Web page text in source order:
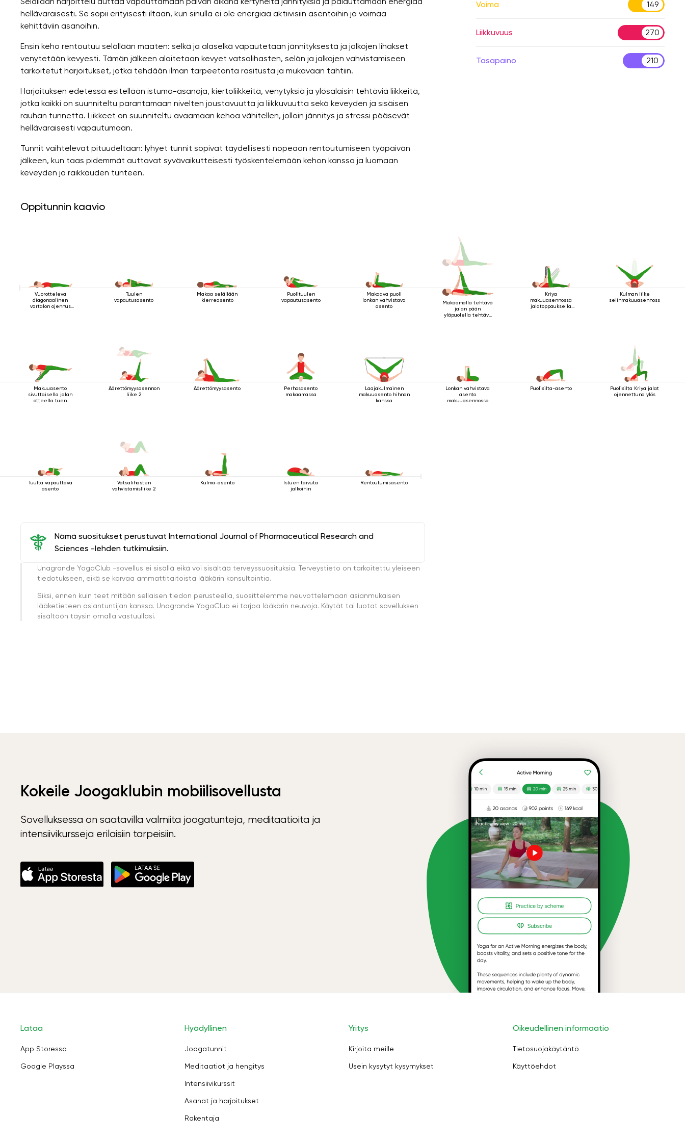
hellävaraisesti. Se sopii erityisesti iltaan, kun sinulla ei ole energiaa aktiivisiin asentoihin ja voimaa
kehittäviin asanoihin.
Ensin keho rentoutuu selällään maaten: selkä ja alaselkä vapautetaan jännityksestä ja jalkojen lihakset
venytetään kevyesti. Tämän jälkeen aloitetaan kevyet vatsalihasten, selän ja jalkojen vahvistamiseen
tarkoitetut harjoitukset, jotka tehdään ilman tarpeetonta rasitusta ja mukavaan tahtiin.
Harjoituksen edetessä esitellään istuma-asanoja, kiertoliikkeitä, venytyksiä ja ylösalaisin tehtäviä liikkeitä,
jotka kaikki on suunniteltu parantamaan nivelten joustavuutta ja liikkuvuutta sekä keveyden ja sisäisen
rauhan tunnetta. Liikkeet on suunniteltu avaamaan kehoa vähitellen, jolloin jännitys ja stressi pääsevät
hellävaraisesti vapautumaan.
Tunnit vaihtelevat pituudeltaan: lyhyet tunnit sopivat täydellisesti nopeaan rentoutumiseen työpäivän
jälkeen, kun taas pidemmät auttavat syvävaikutteisesti työskentelemään kehon kanssa ja luomaan
keveyden ja raikkauden tunteen.
Voima 149
Liikkuvuus 270
Tasapaino 210
Oppitunnin kaavio
Vuorotteleva
diagonaalinen
vartalon ojennus
Tuulen
vapautusasento
Makaa selällään
kierreasento
Puolituulen
vapautusasento
Makaava puoli
lonkan vahvistava
asento
Makaamalla tehtävä
jalan pään
yläpuolella tehtävä
Kriya
makuuasennossa
jalatoppauksella
Kulman liike
selinmakuuasennossa
Makuuasento
sivuttaisella jalan
otteella tuen
Äärettömyysasennon
liike 2
Äärettömyysasento
Perhosasento
makaamassa
Laajakulmainen
makuuasento hihnan
kanssa
Lonkan vahvistava
asento
makuuasennossa
Puolisilta-asento
Puolisilta Kriya jalat
ojennettuna ylös
Tuulta vapauttava
asento
Vatsalihasten
vahvistamisliike 2
Kulma-asento
Istuen taivuta
jalkoihin
Rentoutumisasento
Nämä suositukset perustuvat International Journal of Pharmaceutical Research and
Sciences -lehden tutkimuksiin.
Unagrande YogaClub -sovellus ei sisällä eikä voi sisältää terveyssuosituksia. Terveystieto on tarkoitettu yleiseen
tiedotukseen, eikä se korvaa ammattitaitoista lääkärin konsultointia.
Siksi, ennen kuin teet mitään sellaisen tiedon perusteella, suosittelemme neuvottelemaan asianmukaisen
lääketieteen asiantuntijan kanssa. Unagrande YogaClub ei tarjoa lääkärin neuvoja. Käytät tai luotat sovelluksen
sisältöön täysin omalla vastuullasi.
Kokeile Joogaklubin mobiilisovellusta
Sovelluksessa on saatavilla valmiita joogatunteja, meditaatioita ja
intensiivikursseja erilaisiin tarpeisiin.
Lataa
App Storessa
Google Playssa
Hyödyllinen
Joogatunnit
Meditaatiot ja hengitys
Intensiivikurssit
Asanat ja harjoitukset
Rakentaja
Yritys
Kirjoita meille
Usein kysytyt kysymykset
Oikeudellinen informaatio
Tietosuojakäytäntö
Käyttöehdot